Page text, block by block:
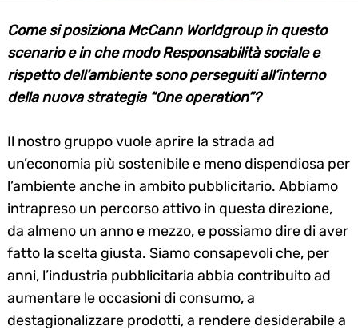
Come si posiziona McCann Worldgroup in questo
scenario e in che modo Responsabilità sociale e
rispetto dell’ambiente sono perseguiti all’interno
della nuova strategia “One operation”?
Il nostro gruppo vuole aprire la strada ad
un’economia più sostenibile e meno dispendiosa per
l’ambiente anche in ambito pubblicitario. Abbiamo
intrapreso un percorso attivo in questa direzione,
da almeno un anno e mezzo, e possiamo dire di aver
fatto la scelta giusta. Siamo consapevoli che, per
anni, l’industria pubblicitaria abbia contribuito ad
aumentare le occasioni di consumo, a
destagionalizzare prodotti, a rendere desiderabile a